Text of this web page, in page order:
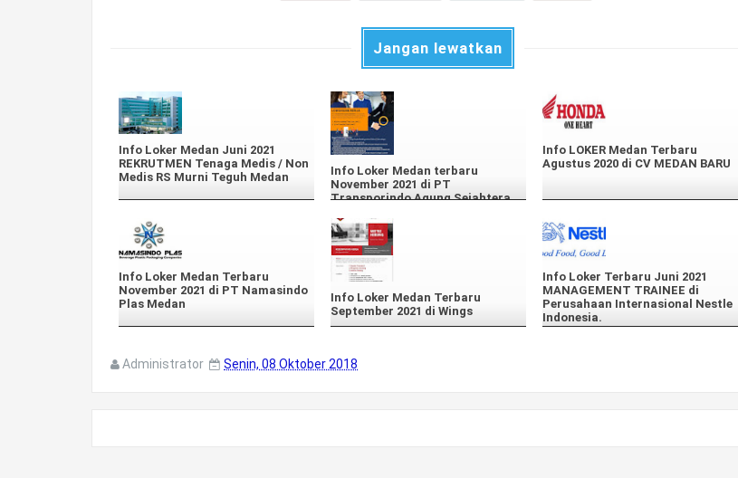
Jangan lewatkan
Info Loker Medan Juni 2021
REKRUTMEN Tenaga Medis / Non
Medis RS Murni Teguh Medan
Info Loker Medan terbaru
November 2021 di PT
Transporindo Agung Sejahtera
Info LOKER Medan Terbaru
Agustus 2020 di CV MEDAN BARU
Info Loker Medan Terbaru
November 2021 di PT Namasindo
Plas Medan
Info Loker Medan Terbaru
September 2021 di Wings
Info Loker Terbaru Juni 2021
MANAGEMENT TRAINEE di
Perusahaan Internasional Nestle
Indonesia.
Administrator Senin, 08 Oktober 2018